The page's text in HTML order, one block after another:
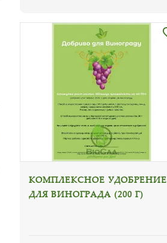
КОМПЛЕКСНОЕ УДОБРЕНИЕ
ДЛЯ ВИНОГРАДА (200 Г)